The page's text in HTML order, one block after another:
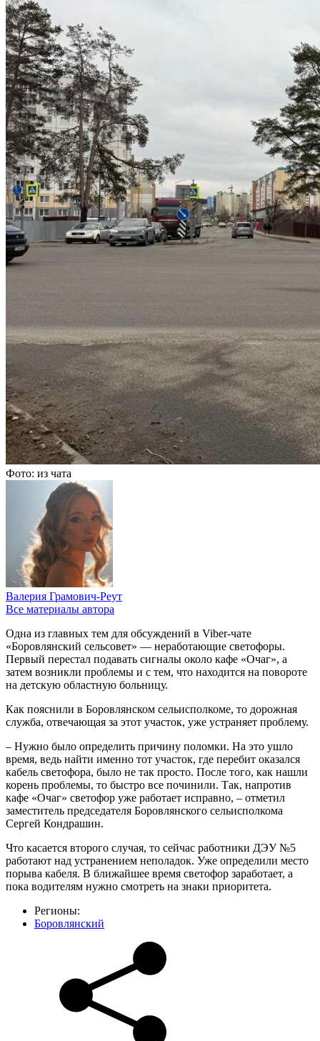
Фото: из чата
Валерия Грамович-Реут
Все материалы автора
Одна из главных тем для обсуждений в Viber-чате
«Боровлянский сельсовет» — неработающие светофоры.
Первый перестал подавать сигналы около кафе «Очаг», а
затем возникли проблемы и с тем, что находится на повороте
на детскую областную больницу.
Как пояснили в Боровлянском сельисполкоме, то дорожная
служба, отвечающая за этот участок, уже устраняет проблему.
– Нужно было определить причину поломки. На это ушло
время, ведь найти именно тот участок, где перебит оказался
кабель светофора, было не так просто. После того, как нашли
корень проблемы, то быстро все починили. Так, напротив
кафе «Очаг» светофор уже работает исправно, – отметил
заместитель председателя Боровлянского сельисполкома
Сергей Кондрашин.
Что касается второго случая, то сейчас работники ДЭУ №5
работают над устранением неполадок. Уже определили место
порыва кабеля. В ближайшее время светофор заработает, а
пока водителям нужно смотреть на знаки приоритета.
Регионы:
Боровлянский